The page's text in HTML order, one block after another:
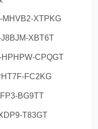
MHVB2-XTPKG
XBT6T
CPQGT
FC2KG
BG9TT
T83GT